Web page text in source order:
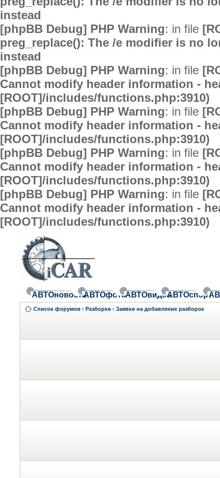
instead
[phpBB Debug] PHP Warning: in file
preg_replace(): The /e modifier is no
instead
[phpBB Debug] PHP Warning: in file
Cannot modify header information -
[ROOT]/includes/functions.php:3910)
[phpBB Debug] PHP Warning: in file
Cannot modify header information -
[ROOT]/includes/functions.php:3910)
[phpBB Debug] PHP Warning: in file
Cannot modify header information -
[ROOT]/includes/functions.php:3910)
[phpBB Debug] PHP Warning: in file
Cannot modify header information -
[ROOT]/includes/functions.php:3910)
АВТОновостиАВТОфотоАВТОвидеоАВТОспорт
Список форумов ‹ Разборки ‹ Заявки на добавление разборок